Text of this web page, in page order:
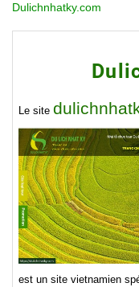
Dulichnhatky.com
Le site
est un site vietnamien